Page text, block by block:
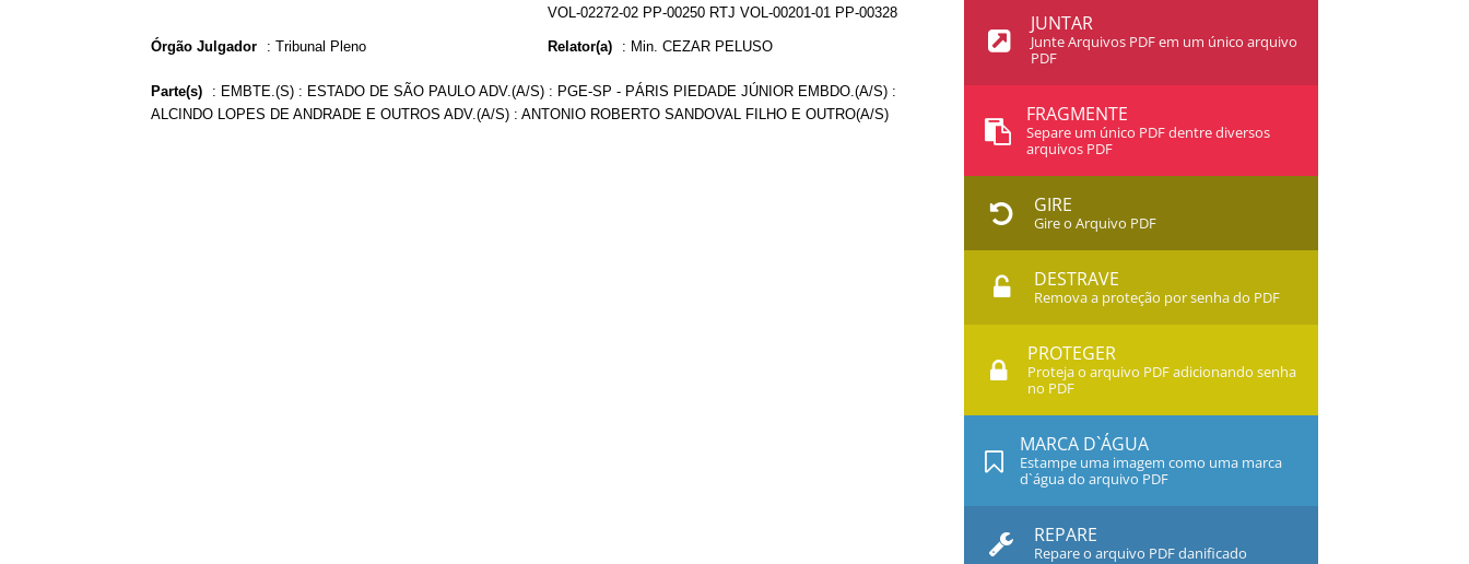
VOL-02272-02 PP-00250 RTJ VOL-00201-01 PP-00328
Órgão Julgador : Tribunal Pleno Relator(a) : Min. CEZAR PELUSO
Parte(s) : EMBTE.(S) : ESTADO DE SÃO PAULO ADV.(A/S) : PGE-SP - PÁRIS PIEDADE JÚNIOR EMBDO.(A/S) :
ALCINDO LOPES DE ANDRADE E OUTROS ADV.(A/S) : ANTONIO ROBERTO SANDOVAL FILHO E OUTRO(A/S)
JUNTAR
Junte Arquivos PDF em um único arquivo
PDF
FRAGMENTE
Separe um único PDF dentre diversos
arquivos PDF
GIRE
Gire o Arquivo PDF
DESTRAVE
Remova a proteção por senha do PDF
PROTEGER
Proteja o arquivo PDF adicionando senha
no PDF
MARCA D`ÁGUA
Estampe uma imagem como uma marca
d`água do arquivo PDF
REPARE
Repare o arquivo PDF danificado